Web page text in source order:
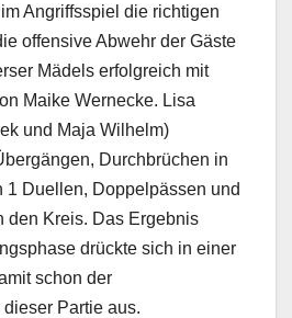
Angriffsspiel die richtigen
offensive Abwehr der Gäste
Mädels erfolgreich mit
Maike Wernecke. Lisa
und Maja Wilhelm)
Durchbrüchen in
1 Duellen, Doppelpässen und
den Kreis. Das Ergebnis
drückte sich in einer
schon der
Partie aus.